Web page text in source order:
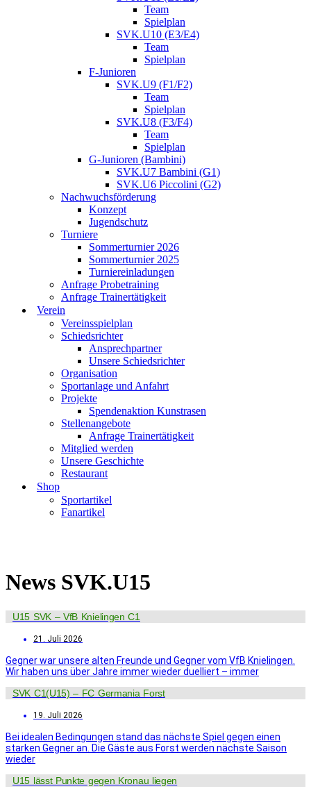
Team
Spielplan
SVK.U10 (E3/E4)
Team
Spielplan
F-Junioren
SVK.U9 (F1/F2)
Team
Spielplan
SVK.U8 (F3/F4)
Team
Spielplan
G-Junioren (Bambini)
SVK.U7 Bambini (G1)
SVK.U6 Piccolini (G2)
Nachwuchsförderung
Konzept
Jugendschutz
Turniere
Sommerturnier 2026
Sommerturnier 2025
Turniereinladungen
Anfrage Probetraining
Anfrage Trainertätigkeit
Verein
Vereinsspielplan
Schiedsrichter
Ansprechpartner
Unsere Schiedsrichter
Organisation
Sportanlage und Anfahrt
Projekte
Spendenaktion Kunstrasen
Stellenangebote
Anfrage Trainertätigkeit
Mitglied werden
Unsere Geschichte
Restaurant
Shop
Sportartikel
Fanartikel
News SVK.U15
U15 SVK – VfB Knielingen C1
21. Juli 2026
Gegner war unsere alten Freunde und Gegner vom VfB Knielingen.
Wir haben uns über Jahre immer wieder duelliert – immer
SVK C1(U15) – FC Germania Forst
19. Juli 2026
Bei idealen Bedingungen stand das nächste Spiel gegen einen
starken Gegner an. Die Gäste aus Forst werden nächste Saison
wieder
U15 lässt Punkte gegen Kronau liegen